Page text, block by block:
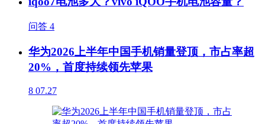
问答 4
华为2026上半年中国手机销量登顶，市占率超
20%，首度持续领先苹果
8 07.27